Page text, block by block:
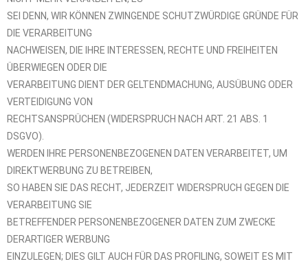
SEI DENN, WIR KÖNNEN ZWINGENDE SCHUTZWÜRDIGE GRÜNDE FÜR
DIE VERARBEITUNG
NACHWEISEN, DIE IHRE INTERESSEN, RECHTE UND FREIHEITEN
ÜBERWIEGEN ODER DIE
VERARBEITUNG DIENT DER GELTENDMACHUNG, AUSÜBUNG ODER
VERTEIDIGUNG VON
RECHTSANSPRÜCHEN (WIDERSPRUCH NACH ART. 21 ABS. 1
DSGVO).
WERDEN IHRE PERSONENBEZOGENEN DATEN VERARBEITET, UM
DIREKTWERBUNG ZU BETREIBEN,
SO HABEN SIE DAS RECHT, JEDERZEIT WIDERSPRUCH GEGEN DIE
VERARBEITUNG SIE
BETREFFENDER PERSONENBEZOGENER DATEN ZUM ZWECKE
DERARTIGER WERBUNG
EINZULEGEN; DIES GILT AUCH FÜR DAS PROFILING, SOWEIT ES MIT